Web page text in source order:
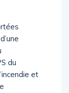
du
et